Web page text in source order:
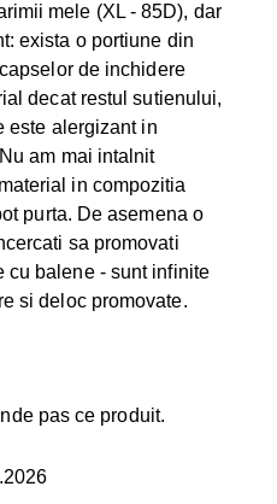
mele (XL - 85D), dar
exista o portiune din
de inchidere
decat restul sutienului,
este alergizant in
am mai intalnit
in compozitia
purta. De asemena o
sa promovati
cu balene - sunt infinite
si deloc promovate.
pas ce produit.